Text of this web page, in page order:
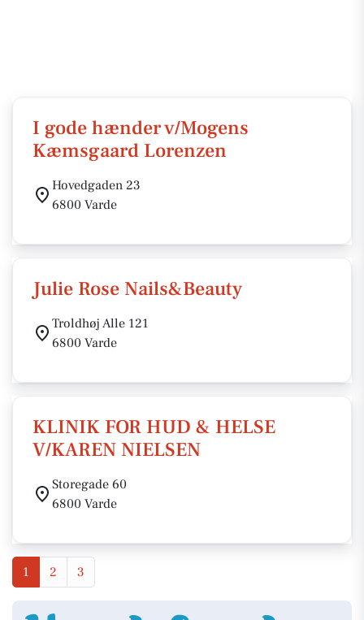
I gode hænder v/Mogens
Kæmsgaard Lorenzen
Hovedgaden 23
6800 Varde
Julie Rose Nails&Beauty
Troldhøj Alle 121
6800 Varde
KLINIK FOR HUD & HELSE
V/KAREN NIELSEN
Storegade 60
6800 Varde
1 2 3